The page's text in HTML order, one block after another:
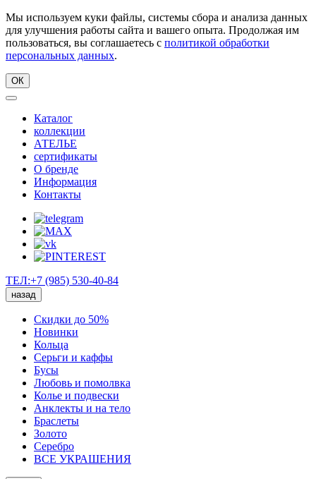
Мы используем куки файлы, системы сбора и анализа данных
для улучшения работы сайта и вашего опыта. Продолжая им
пользоваться, вы соглашаетесь с политикой обработки
персональных данных.
ОК
Каталог
коллекции
АТЕЛЬЕ
сертификаты
О бренде
Информация
Контакты
ТЕЛ:+7 (985) 530-40-84
назад
Скидки до 50%
Новинки
Кольца
Серьги и каффы
Бусы
Любовь и помолвка
Колье и подвески
Анклекты и на тело
Браслеты
Золото
Серебро
ВСЕ УКРАШЕНИЯ